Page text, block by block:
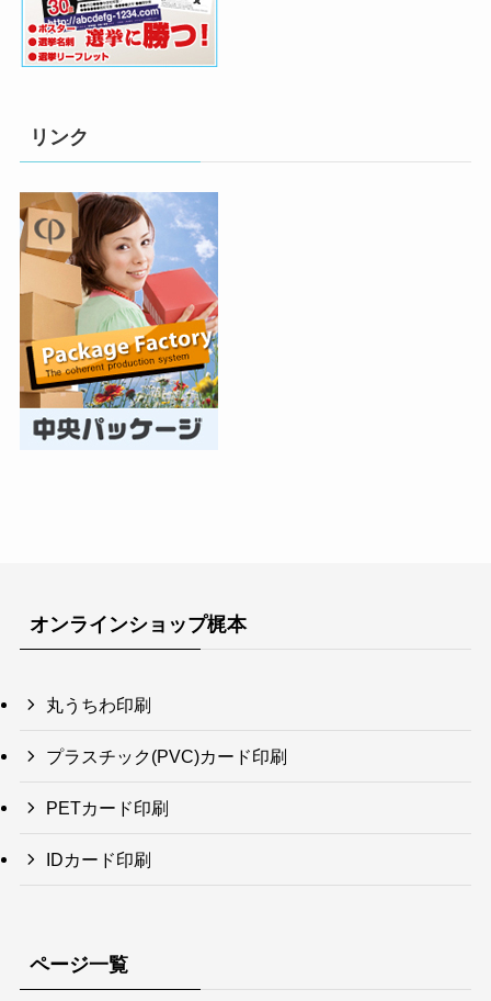
リンク
オンラインショップ梶本
丸うちわ印刷
プラスチック(PVC)カード印刷
PETカード印刷
IDカード印刷
ページ一覧